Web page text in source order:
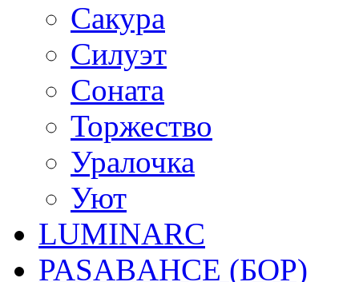
Сакура
Силуэт
Соната
Торжество
Уралочка
Уют
LUMINARC
PASABAHCE (БОР)